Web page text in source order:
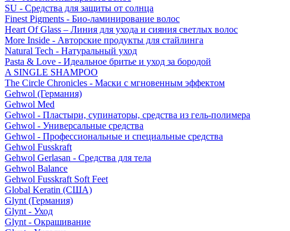
SU - Средства для защиты от солнца
Finest Pigments - Био-ламинирование волос
Heart Of Glass – Линия для ухода и сияния светлых волос
More Inside - Авторские продукты для стайлинга
Natural Tech - Натуральный уход
Pasta & Love - Идеальное бритье и уход за бородой
A SINGLE SHAMPOO
The Circle Chronicles - Маски с мгновенным эффектом
Gehwol (Германия)
Gehwol Med
Gehwol - Пластыри, супинаторы, средства из гель-полимера
Gehwol - Универсальные средства
Gehwol - Профессиональные и специальные средства
Gehwol Fusskraft
Gehwol Gerlasan - Средства для тела
Gehwol Balance
Gehwol Fusskraft Soft Feet
Global Keratin (США)
Glynt (Германия)
Glynt - Уход
Glynt - Окрашивание